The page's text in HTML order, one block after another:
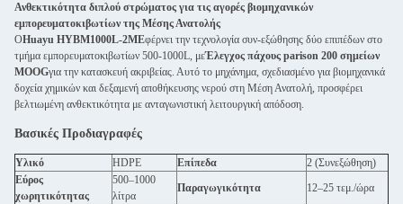
Ανθεκτικότητα διπλού στρώματος για τις αγορές βιομηχανικών
εμπορευματοκιβωτίων της Μέσης Ανατολής
ΟHuayu HYBM1000L-2MEφέρνει την τεχνολογία συν-εξώθησης δύο επιπέδων στο
τμήμα εμπορευματοκιβωτίων 500-1000L, μεΈλεγχος πάχους parison 200 σημείων
MOOGγια την κατασκευή ακριβείας. Αυτό το μηχάνημα, σχεδιασμένο για βιομηχανικά
δοχεία χημικών και δεξαμενή αποθήκευσης νερού στη Μέση Ανατολή, προσφέρει
βελτιωμένη ανθεκτικότητα με ανταγωνιστική λειτουργική απόδοση.
Βασικές Προδιαγραφές
Υλικό HDPE Επίπεδα
2 (Συνεξώθηση)
Εύρος
χωρητικότητας
500–1000
λίτρα
Παραγωγικότητα
12–25 τεμ./ώρα